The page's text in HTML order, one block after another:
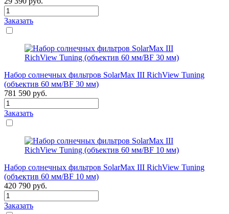
Заказать
Набор солнечных фильтров SolarMax III RichView Tuning
(объектив 60 мм/BF 30 мм)
781 590 руб.
Заказать
Набор солнечных фильтров SolarMax III RichView Tuning
(объектив 60 мм/BF 10 мм)
420 790 руб.
Заказать